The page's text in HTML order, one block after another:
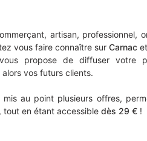
artisan, professionnel,
vous faire connaître surCarnac
propose de diffuser votre
vos futurs clients.
mis au point plusieurs offres,
tout en étant accessibledès 29 € !